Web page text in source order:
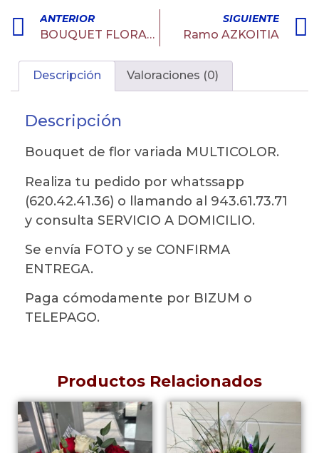
ANTERIOR
BOUQUET FLORAL 12 ROSAS ROJAS
SIGUIENTE
Ramo AZKOITIA
Descripción Valoraciones (0)
Descripción
Bouquet de flor variada MULTICOLOR.
Realiza tu pedido por whatssapp
(620.42.41.36) o llamando al 943.61.73.71
y consulta SERVICIO A DOMICILIO.
Se envía FOTO y se CONFIRMA
ENTREGA.
Paga cómodamente por BIZUM o
TELEPAGO.
Productos Relacionados